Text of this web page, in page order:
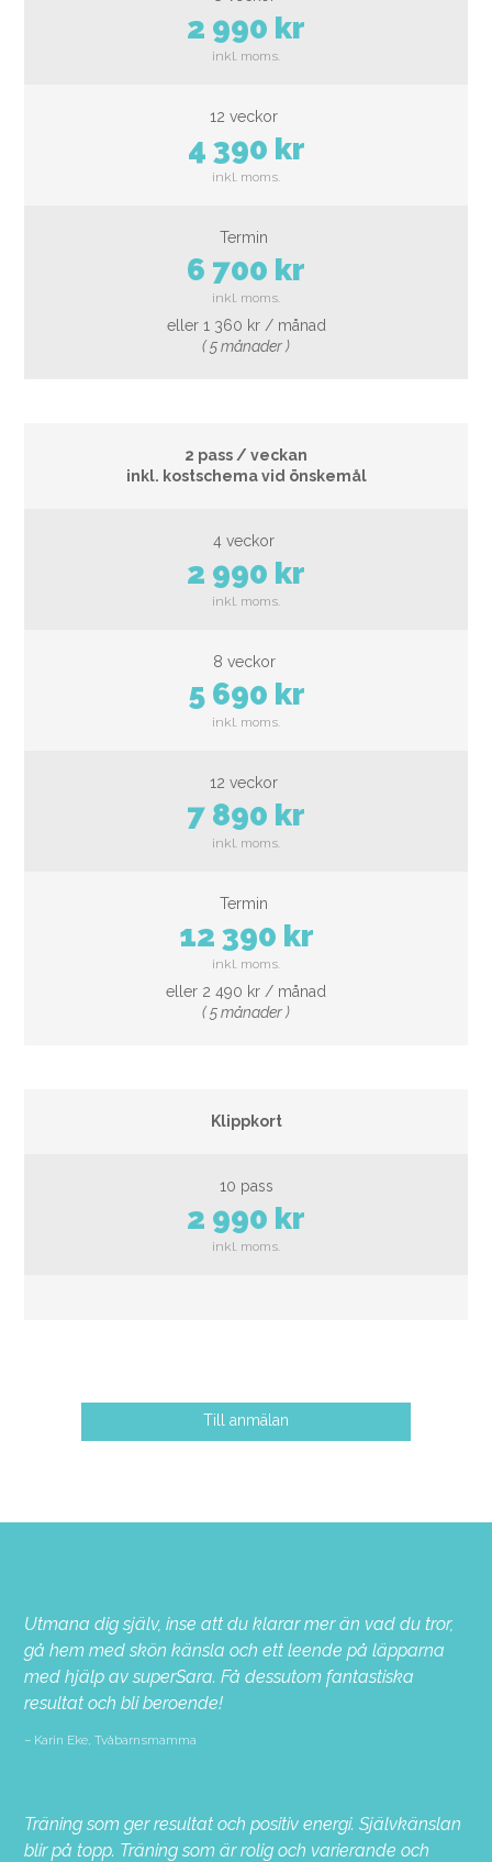
2 990 kr
4 390 kr
6 700 kr
eller 1 360 kr / månad
( 5 månader )
2 pass / veckan
inkl. kostschema vid önskemål
2 990 kr
5 690 kr
7 890 kr
12 390 kr
eller 2 490 kr / månad
( 5 månader )
Klippkort
10 pass
2 990 kr
Till anmälan
Utmana dig själv, inse att du klarar mer än vad du tror,
gå hem med skön känsla och ett leende på läpparna
med hjälp av superSara. Få dessutom fantastiska
resultat och bli beroende!
Karin Eke, Tvåbarnsmamma
Träning som ger resultat och positiv energi. Självkänslan
blir på topp. Träning som är rolig och varierande och